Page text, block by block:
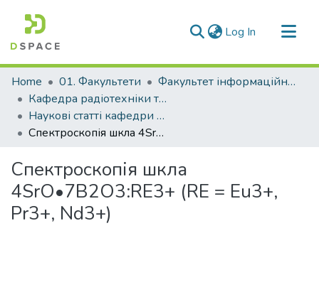
Log In (current)
Communities & Collections
All of DSpace
Statistics
Home 01. Факультети
Факультет інформаційної безпеки та електронних комунікацій
Кафедра радіотехніки та телекомунікацій (Кафедра РТ та Т)
Наукові статті кафедри РТ та Т
Спектроскопія шкла 4SrO•7B2O3:RE3+ (RE = Eu3+, Pr3+, Nd3+)
Спектроскопія шкла
4SrO•7B2O3:RE3+ (RE = Eu3+,
Pr3+, Nd3+)